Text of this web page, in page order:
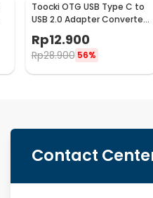
Toocki OTG USB Type C to
USB 2.0 Adapter Converter
TZJTCA-XY01
Rp12.900
Rp28.900 56%
Contact